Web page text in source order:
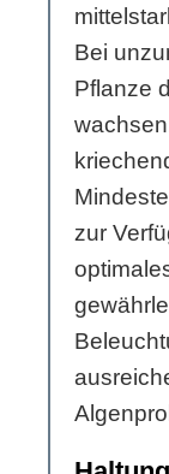
Bei
Pflanze
zur